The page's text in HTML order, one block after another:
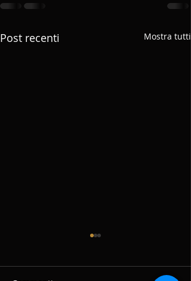
Post recenti Mostra tutti